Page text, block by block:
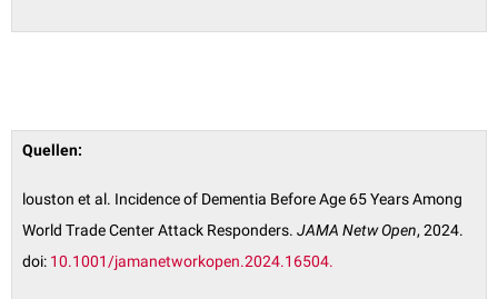
Quellen:
louston et al. Incidence of Dementia Before Age 65 Years Among
World Trade Center Attack Responders. JAMA Netw Open, 2024.
doi: 10.1001/jamanetworkopen.2024.16504.